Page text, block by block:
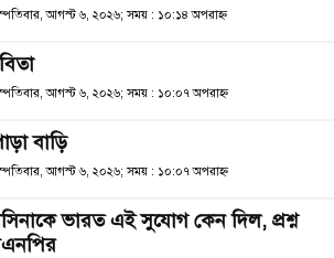
আগস্ট ৬, ২০২৬; সময় : ১০:১৪ অপরাহ্ণ
আগস্ট ৬, ২০২৬; সময় : ১০:০৭ অপরাহ্ণ
বাড়ি
আগস্ট ৬, ২০২৬; সময় : ১০:০৭ অপরাহ্ণ
ভারত এই সুযোগ কেন দিল, প্রশ্ন